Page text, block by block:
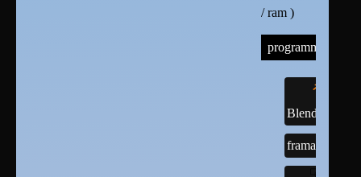
/ ram )
programmes
Blender
framasoft